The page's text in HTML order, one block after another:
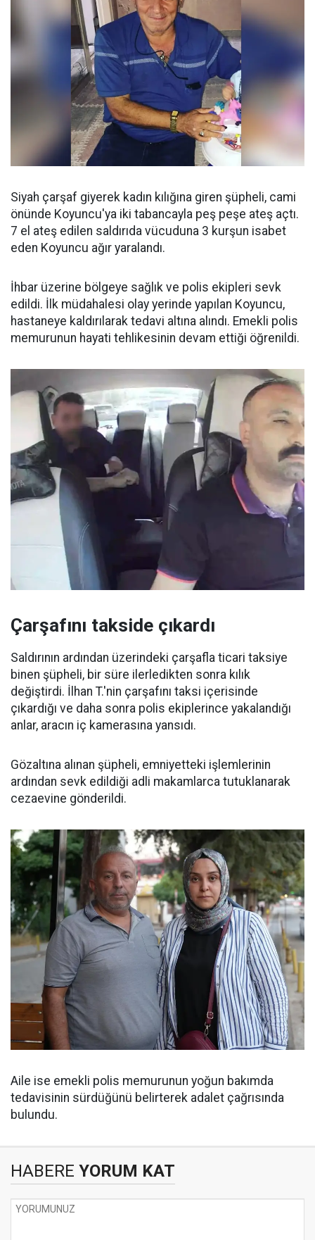
Siyah çarşaf giyerek kadın kılığına giren şüpheli, cami
önünde Koyuncu'ya iki tabancayla peş peşe ateş açtı.
7 el ateş edilen saldırıda vücuduna 3 kurşun isabet
eden Koyuncu ağır yaralandı.
İhbar üzerine bölgeye sağlık ve polis ekipleri sevk
edildi. İlk müdahalesi olay yerinde yapılan Koyuncu,
hastaneye kaldırılarak tedavi altına alındı. Emekli polis
memurunun hayati tehlikesinin devam ettiği öğrenildi.
Çarşafını takside çıkardı
Saldırının ardından üzerindeki çarşafla ticari taksiye
binen şüpheli, bir süre ilerledikten sonra kılık
değiştirdi. İlhan T.'nin çarşafını taksi içerisinde
çıkardığı ve daha sonra polis ekiplerince yakalandığı
anlar, aracın iç kamerasına yansıdı.
Gözaltına alınan şüpheli, emniyetteki işlemlerinin
ardından sevk edildiği adli makamlarca tutuklanarak
cezaevine gönderildi.
Aile ise emekli polis memurunun yoğun bakımda
tedavisinin sürdüğünü belirterek adalet çağrısında
bulundu.
HABERE YORUM KAT